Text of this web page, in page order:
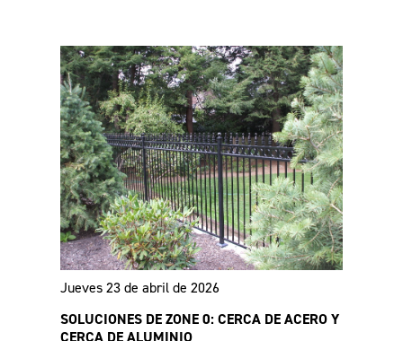
Especificaciones de
VERSAI® comercial
Especificaciones de
la cerca Estate
Jueves 23 de abril de 2026
SOLUCIONES DE ZONE 0: CERCA DE ACERO Y
CERCA DE ALUMINIO